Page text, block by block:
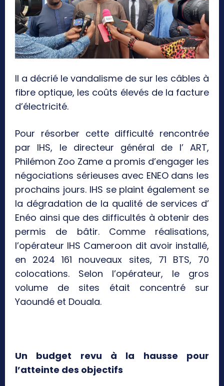
Il a décrié le vandalisme de sur les câbles à
fibre optique, les coûts élevés de la facture
d’électricité.
Pour résorber cette difficulté rencontrée
par IHS, le directeur général de l’ ART,
Philémon Zoo Zame a promis d’engager les
négociations sérieuses avec ENEO dans les
prochains jours. IHS se plaint également se
la dégradation de la qualité de services d’
Enéo ainsi que des difficultés à obtenir des
permis de bâtir. Comme réalisations,
l’opérateur IHS Cameroon dit avoir installé,
en 2024 161 nouveaux sites, 71 BTS, 70
colocations. Selon l’opérateur, le gros
volume de sites était concentré sur
Yaoundé et Douala.
Un budget revu à la hausse pour
l’atteinte des objectifs